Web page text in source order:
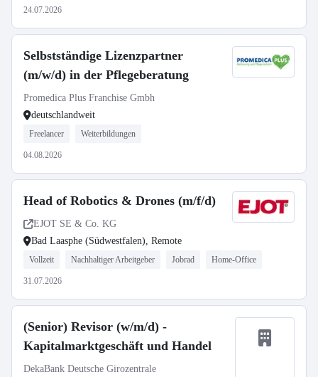
24.07.2026
Selbstständige Lizenzpartner
(m/w/d) in der Pflegeberatung
Promedica Plus Franchise Gmbh
deutschlandweit
Freelancer Weiterbildungen
04.08.2026
Head of Robotics & Drones (m/f/d)
EJOT SE & Co. KG
Bad Laasphe (Südwestfalen), Remote
Vollzeit Nachhaltiger Arbeitgeber Jobrad Home-Office
31.07.2026
(Senior) Revisor (w/m/d) -
Kapitalmarktgeschäft und Handel
DekaBank Deutsche Girozentrale